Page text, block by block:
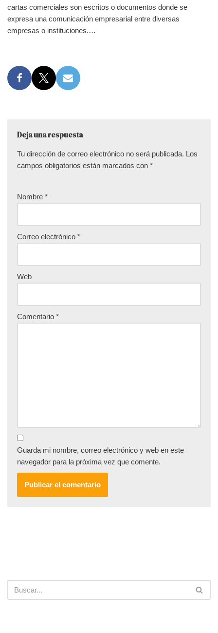
cartas comerciales son escritos o documentos donde se
expresa una comunicación empresarial entre diversas
empresas o instituciones.…
Deja una respuesta
Tu dirección de correo electrónico no será publicada. Los
campos obligatorios están marcados con *
Nombre *
Correo electrónico *
Web
Comentario *
Guarda mi nombre, correo electrónico y web en este
navegador para la próxima vez que comente.